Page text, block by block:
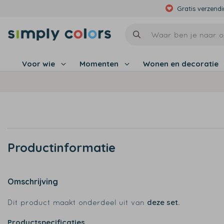
Gratis
Voor wie Momenten Wonen en decoratie
Productinformatie
Omschrijving
Dit product maakt onderdeel uit van deze set.